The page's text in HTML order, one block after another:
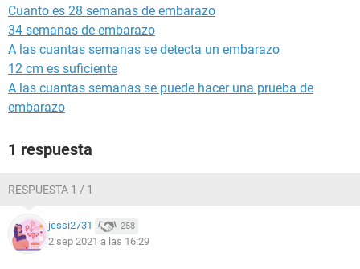
Cuanto es 28 semanas de embarazo
34 semanas de embarazo
A las cuantas semanas se detecta un embarazo
12 cm es suficiente
A las cuantas semanas se puede hacer una prueba de
embarazo
1 respuesta
RESPUESTA 1 / 1
jessi2731 258
2 sep 2021 a las 16:29